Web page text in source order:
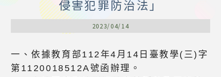
侵害犯罪防治法」
2023/04/14
一、依據教育部112年4月14日臺教學(三)字
第1120018512A號函辦理。